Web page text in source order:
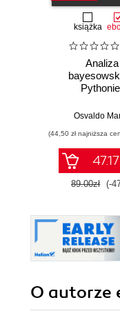
książka
Analiza
przewodnik
Wydanie
Osvaldo
(44,50 zł najniższa
89.00zł (-
O autorze